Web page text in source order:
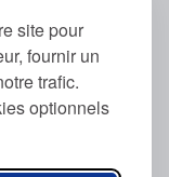
site pour
fournir un
trafic.
optionnels